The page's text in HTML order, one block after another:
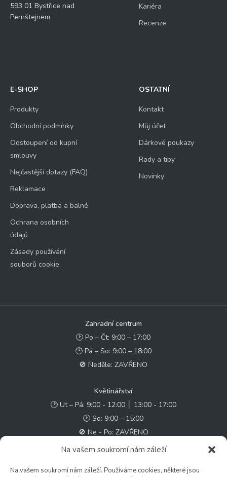
Na vašem soukromí nám záleží
Na vašem soukromí nám záleží. Používáme cookies, některé jsou
593 01 Bystřice nad
Pernštejnem
Kariéra
Recenze
E-SHOP
Produkty
Obchodní podmínky
Odstoupení od kupní
smlouvy
Nejčastější dotazy (FAQ)
Reklamace
Doprava, platba a balné
Ochrana osobních
údajů
Zásady používání
souborů cookie
OSTATNÍ
Kontakt
Můj účet
Dárkové poukazy
Rady a tipy
Novinky
Zahradní centrum
🕑 Po – Čt: 9:00 – 17:00
🕑 Pá – So: 9:00 – 18:00
🚫 Neděle: ZAVŘENO
Květinářství
🕑 Ut – Pá: 9:00 - 12:00 │ 13:00 - 17:00
🕑 So: 9:00 – 15:00
🚫 Ne - Po: ZAVŘENO
✉️ e-shop@zcstrakovo.cz